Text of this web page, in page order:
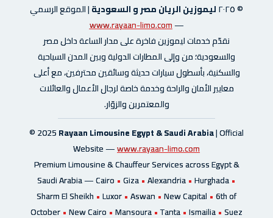
© ٢٠٢٥ ليموزين الريان مصر و السعودية|الموقع الرسمي
—
www.rayaan-limo.com
نقدّم خدمات ليموزين فاخرة على مدار الساعة داخل مصر
والسعودية؛ من وإلى المطارات الدولية وبين المدن السياحية
والسكنية، بأسطول سيارات حديثة وسائقين محترفين، مع أعلى
معايير الأمان والراحة وخدمة خاصة لرجال الأعمال والعائلات
والمعتمرين والزوّار.
© 2025Rayaan Limousine Egypt & Saudi Arabia| Official
Website —www.rayaan-limo.com
Premium Limousine & Chauffeur Services across Egypt &
Saudi Arabia —Cairo •Giza•Alexandria•Hurghada•
Sharm El Sheikh •Luxor•Aswan •New Capital •6th of
October•New Cairo •Mansoura•Tanta•Ismailia•Suez